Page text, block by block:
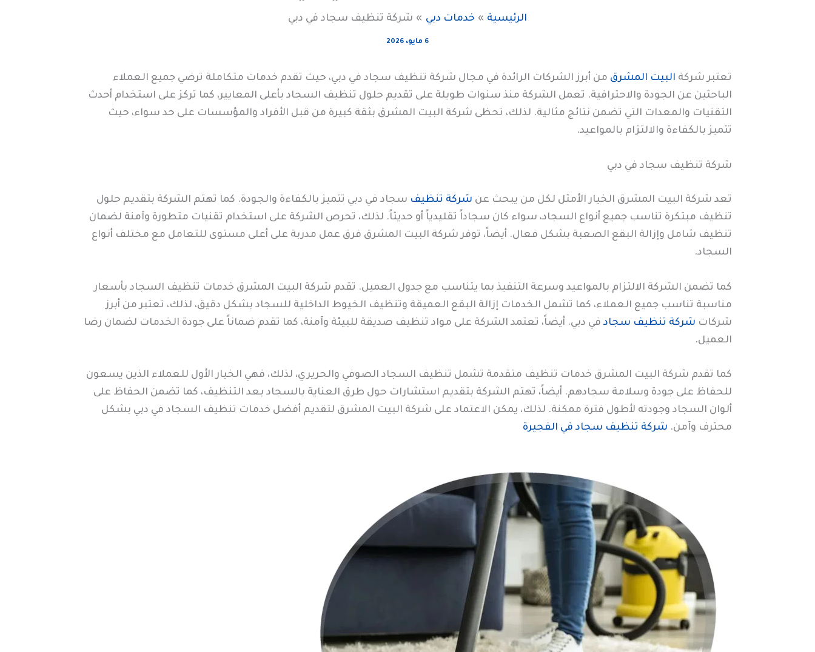
الرئيسية خدمات دبي شركة تنظيف سجاد في دبي
6 مايو، 2026
تعتبر شركة البيت المشرق من أبرز الشركات الرائدة في مجال شركة تنظيف سجاد في دبي، حيث تقدم خدمات متكاملة ترضي جميع العملاء
الباحثين عن الجودة والاحترافية. تعمل الشركة منذ سنوات طويلة على تقديم حلول تنظيف السجاد بأعلى المعايير، كما تركز على استخدام أحدث
التقنيات والمعدات التي تضمن نتائج مثالية. لذلك، تحظى شركة البيت المشرق بثقة كبيرة من قبل الأفراد والمؤسسات على حد سواء، حيث
تتميز بالكفاءة والالتزام بالمواعيد.
شركة تنظيف سجاد في دبي
تعد شركة البيت المشرق الخيار الأمثل لكل من يبحث عن شركة تنظيف سجاد في دبي تتميز بالكفاءة والجودة. كما تهتم الشركة بتقديم حلول
تنظيف مبتكرة تناسب جميع أنواع السجاد، سواء كان سجاداً تقليدياً أو حديثاً. لذلك، تحرص الشركة على استخدام تقنيات متطورة وآمنة لضمان
تنظيف شامل وإزالة البقع الصعبة بشكل فعال. أيضاً، توفر شركة البيت المشرق فرق عمل مدربة على أعلى مستوى للتعامل مع مختلف أنواع
السجاد.
كما تضمن الشركة الالتزام بالمواعيد وسرعة التنفيذ بما يتناسب مع جدول العميل. تقدم شركة البيت المشرق خدمات تنظيف السجاد بأسعار
مناسبة تناسب جميع العملاء، كما تشمل الخدمات إزالة البقع العميقة وتنظيف الخيوط الداخلية للسجاد بشكل دقيق، لذلك، تعتبر من أبرز
شركات شركة تنظيف سجاد في دبي. أيضاً، تعتمد الشركة على مواد تنظيف صديقة للبيئة وآمنة، كما تقدم ضماناً على جودة الخدمات لضمان رضا
العميل.
كما تقدم شركة البيت المشرق خدمات تنظيف متقدمة تشمل تنظيف السجاد الصوفي والحريري، لذلك، فهي الخيار الأول للعملاء الذين يسعون
للحفاظ على جودة وسلامة سجادهم. أيضاً، تهتم الشركة بتقديم استشارات حول طرق العناية بالسجاد بعد التنظيف، كما تضمن الحفاظ على
ألوان السجاد وجودته لأطول فترة ممكنة. لذلك، يمكن الاعتماد على شركة البيت المشرق لتقديم أفضل خدمات تنظيف السجاد في دبي بشكل
محترف وآمن. شركة تنظيف سجاد في الفجيرة